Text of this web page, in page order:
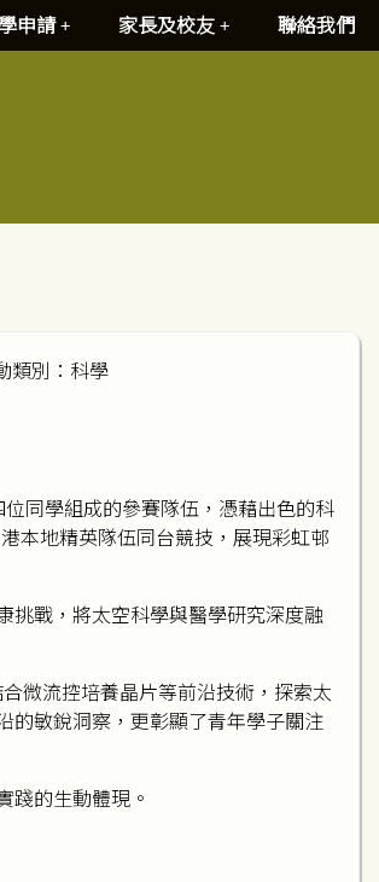
申請 家長及校友 聯絡我們
類別：科學
同學組成的參賽隊伍，憑藉出色的科
本地精英隊伍同台競技，展現彩虹邨
挑戰，將太空科學與醫學研究深度融
微流控培養晶片等前沿技術，探索太
的敏銳洞察，更彰顯了青年學子關注
踐的生動體現。